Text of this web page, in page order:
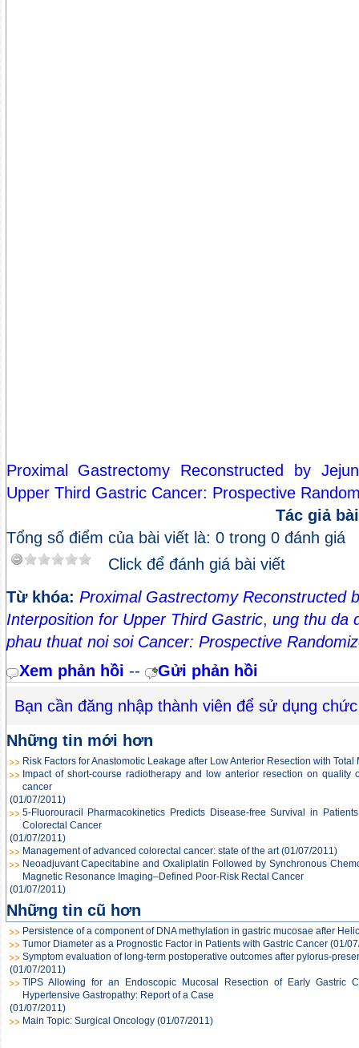
Proximal Gastrectomy Reconstructed by
Upper Third Gastric Cancer: Prospective
Tác giả
Tổng số điểm của bài viết là: 0 trong 0 đánh giá
Click để đánh giá bài viết
Từ khóa: Proximal Gastrectomy Reconstructed
Interposition for Upper Third Gastric, ung thu da
phau thuat noi soi Cancer: Prospective
Xem phản hồi --
Gửi phản hồi
Bạn cần đăng nhập thành viên để sử dụng
Những tin mới hơn
Risk Factors for Anastomotic Leakage after Low Anterior Resection with Total
Impact of short-course radiotherapy and low anterior resection on
cancer
(01/07/2011)
5-Fluorouracil Pharmacokinetics Predicts Disease-free Survival in
Colorectal Cancer
(01/07/2011)
Management of advanced colorectal cancer: state of the art (01/07/2011)
Neoadjuvant Capecitabine and Oxaliplatin Followed by Synchronous
Magnetic Resonance Imaging–Defined Poor-Risk Rectal Cancer
(01/07/2011)
Những tin cũ hơn
Persistence of a component of DNA methylation in gastric mucosae after
Tumor Diameter as a Prognostic Factor in Patients with Gastric Cancer (01/
Symptom evaluation of long-term postoperative outcomes after pylorus-
(01/07/2011)
TIPS Allowing for an Endoscopic Mucosal Resection of Early Gastric
Hypertensive Gastropathy: Report of a Case
(01/07/2011)
Main Topic: Surgical Oncology (01/07/2011)